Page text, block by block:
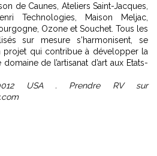
de Caunes, Ateliers Saint-Jacques,
Technologies, Maison Meljac,
Ozone et Souchet. Tous les
sur mesure s'harmonisent, se
projet qui contribue à développer la
de l’artisanat d’art aux Etats-
USA . Prendre RV sur